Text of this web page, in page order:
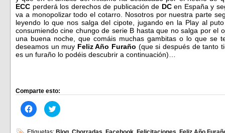
ECC perderá los derechos de publicación de DCen España y
va a monopolizar todo el cotarro. Nosotros por nuestra parte
leyendo lo que nos salga del cipote, jugando en la Play al
consumiendo cine chungo de serie B hasta que no salga por el
una buena noche, que comáis muchas gambitas o lo que se
deseamos un muy Feliz Año Furaño (que si después de tanto
es un furaño lo podéis descubrir a continuación)…
Comparte esto:
Haz
clic
Haz
clic